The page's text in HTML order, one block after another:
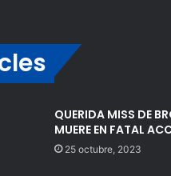
QUERIDA MISS DE
MUERE EN FATAL
25 octubre, 2023